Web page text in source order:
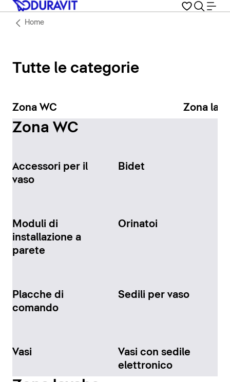
Home
Tutte le categorie
Zona WC Zona
Zona WC
Accessori per il
vaso
Bidet
Moduli di
installazione a
parete
Orinatoi
Placche di
comando
Sedili per vaso
Vasi
Vasi con sedile
elettronico